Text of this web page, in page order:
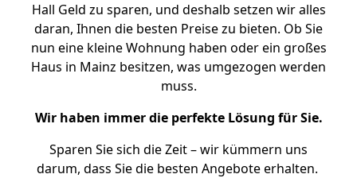
Hall Geld zu sparen, und deshalb setzen wir alles
daran, Ihnen die besten Preise zu bieten. Ob Sie
nun eine kleine Wohnung haben oder ein großes
Haus in Mainz besitzen, was umgezogen werden
muss.
Wir haben immer die perfekte Lösung für Sie.
Sparen Sie sich die Zeit – wir kümmern uns
darum, dass Sie die besten Angebote erhalten.